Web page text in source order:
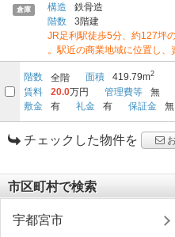
倉庫
構造
鉄骨造
階数
3階建
JR足利駅徒歩5分、約127坪
。駅近の商業地域に位置し、
階数 全階 面積 419.79m2
賃料 20.0万円 管理費等
無
敷金
有 礼金 有 保証金 無
チェックした物件を
市区町村で検索
宇都宮市